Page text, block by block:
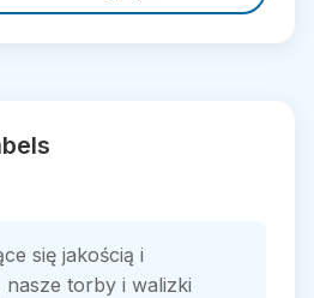
się jakością i
nasze torby i walizki